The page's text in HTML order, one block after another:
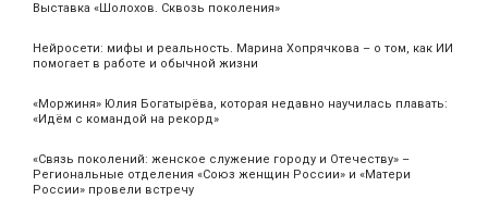
Выставка «Шолохов. Сквозь поколения»
Нейросети: мифы и реальность. Марина Хопрячкова – о том, как ИИ
помогает в работе и обычной жизни
«Моржиня» Юлия Богатырёва, которая недавно научилась плавать:
«Идём с командой на рекорд»
«Связь поколений: женское служение городу и Отечеству» –
Региональные отделения «Союз женщин России» и «Матери
России» провели встречу